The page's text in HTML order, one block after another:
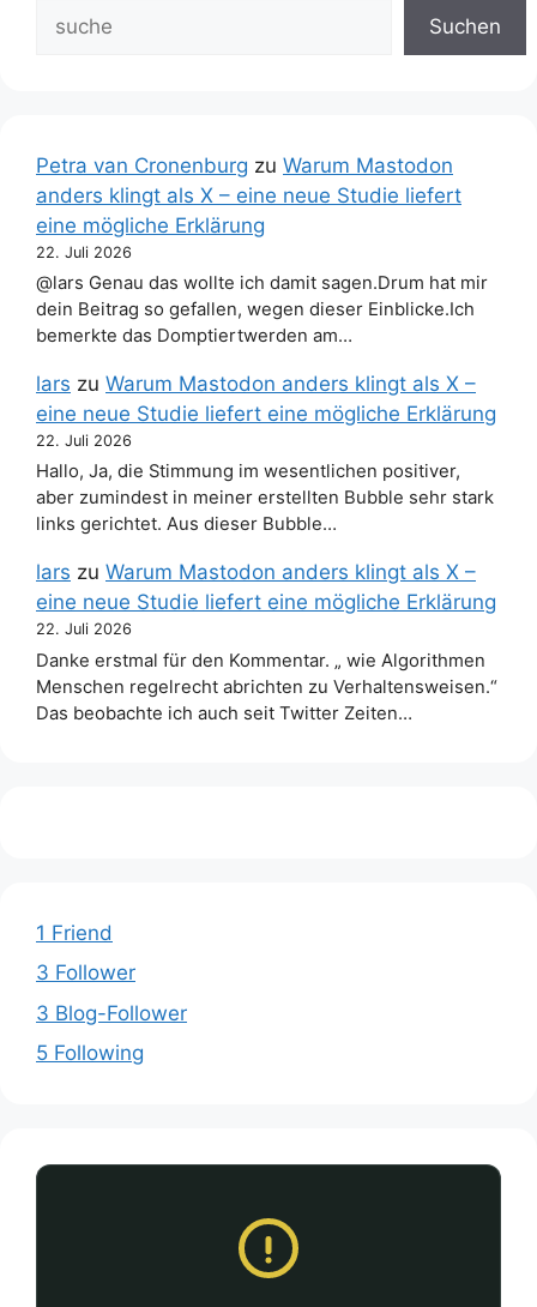
Suchen
Petra van Cronenburg zu Warum Mastodon
anders klingt als X – eine neue Studie liefert
eine mögliche Erklärung
22. Juli 2026
@lars Genau das wollte ich damit sagen.Drum hat mir
dein Beitrag so gefallen, wegen dieser Einblicke.Ich
bemerkte das Domptiertwerden am…
lars zu Warum Mastodon anders klingt als X –
eine neue Studie liefert eine mögliche Erklärung
22. Juli 2026
Hallo, Ja, die Stimmung im wesentlichen positiver,
aber zumindest in meiner erstellten Bubble sehr stark
links gerichtet. Aus dieser Bubble…
lars zu Warum Mastodon anders klingt als X –
eine neue Studie liefert eine mögliche Erklärung
22. Juli 2026
Danke erstmal für den Kommentar. „ wie Algorithmen
Menschen regelrecht abrichten zu Verhaltensweisen.“
Das beobachte ich auch seit Twitter Zeiten…
1 Friend
3 Follower
3 Blog-Follower
5 Following